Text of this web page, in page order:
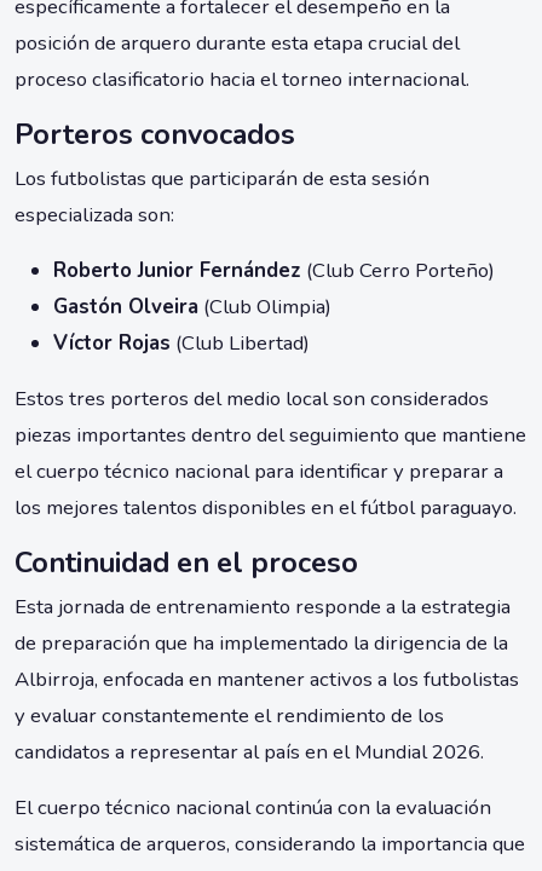
específicamente a fortalecer el desempeño en la
posición de arquero durante esta etapa crucial del
proceso clasificatorio hacia el torneo internacional.
Porteros convocados
Los futbolistas que participarán de esta sesión
especializada son:
Roberto Junior Fernández (Club Cerro Porteño)
Gastón Olveira (Club Olimpia)
Víctor Rojas (Club Libertad)
Estos tres porteros del medio local son considerados
piezas importantes dentro del seguimiento que mantiene
el cuerpo técnico nacional para identificar y preparar a
los mejores talentos disponibles en el fútbol paraguayo.
Continuidad en el proceso
Esta jornada de entrenamiento responde a la estrategia
de preparación que ha implementado la dirigencia de la
Albirroja, enfocada en mantener activos a los futbolistas
y evaluar constantemente el rendimiento de los
candidatos a representar al país en el Mundial 2026.
El cuerpo técnico nacional continúa con la evaluación
sistemática de arqueros, considerando la importancia que